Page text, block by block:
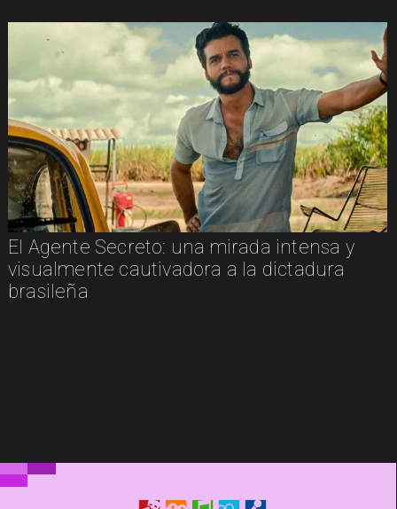
El Agente Secreto: una mirada intensa y
visualmente cautivadora a la dictadura
brasileña